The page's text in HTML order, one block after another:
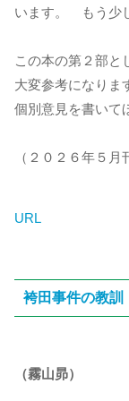
います。 もう少
この本の第２部と
大変参考になり
個別意見を書いて
（２０２６年５月
URL
袴田事件の教訓
（霧山昴）